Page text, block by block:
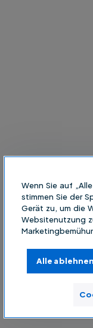
Wenn Sie auf
stimmen Sie der
Gerät zu, um die
Websitenutzung
Alle ablehnen